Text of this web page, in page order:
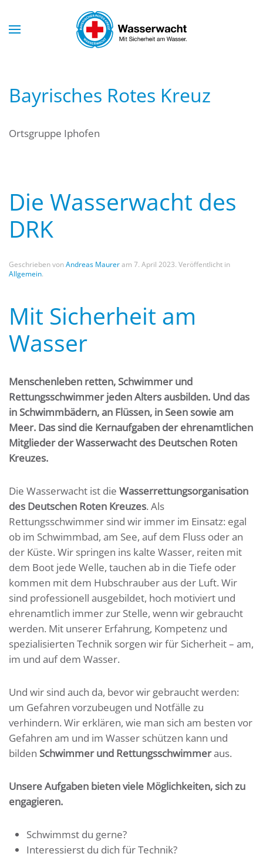
Skip to main content
Bayrisches Rotes Kreuz
Ortsgruppe Iphofen
Die Wasserwacht des
DRK
Geschrieben vonAndreas Maureram 7. April 2023. Veröffentlicht in
Allgemein.
Mit Sicherheit am
Wasser
Menschenleben retten, Schwimmer und
Rettungsschwimmer jeden Alters ausbilden. Und das
in Schwimmbädern, an Flüssen, in Seen sowie am
Meer. Das sind die Kernaufgaben der ehrenamtlichen
Mitglieder der Wasserwacht des Deutschen Roten
Kreuzes.
Die Wasserwacht ist die Wasserrettungsorganisation
des Deutschen Roten Kreuzes. Als
Rettungsschwimmer sind wir immer im Einsatz: egal
ob im Schwimmbad, am See, auf dem Fluss oder an
der Küste. Wir springen ins kalte Wasser, reiten mit
dem Boot jede Welle, tauchen ab in die Tiefe oder
kommen mit dem Hubschrauber aus der Luft. Wir
sind professionell ausgebildet, hoch motiviert und
ehrenamtlich immer zur Stelle, wenn wir gebraucht
werden. Mit unserer Erfahrung, Kompetenz und
spezialisierten Technik sorgen wir für Sicherheit – am,
im und auf dem Wasser.
Und wir sind auch da, bevor wir gebraucht werden:
um Gefahren vorzubeugen und Notfälle zu
verhindern. Wir erklären, wie man sich am besten vor
Gefahren am und im Wasser schützen kann und
bilden Schwimmer und Rettungsschwimmeraus.
Unsere Aufgaben bieten viele Möglichkeiten, sich zu
engagieren.
Schwimmst du gerne?
Interessierst du dich für Technik?